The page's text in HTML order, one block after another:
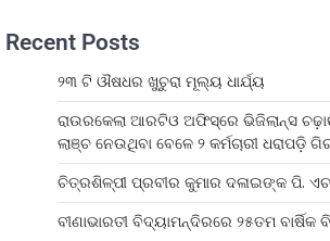
Recent Posts
୨୩ ଟି ଔଷଧର ଖୁଚୁରା ମୂଲ୍ୟ ଧାର୍ଯ୍ୟ
ରାଉରକେଲା ଆରଟିଓ ଅଫିସ୍‌ରେ ଭିଜିଲାନ୍ସ
ଲାଞ୍ଚ ନେଉଥିବା ବେଳେ ୨ କର୍ମଚାରୀ ଧରାପଡ଼ି
ଚିତ୍ରଶିଳ୍ପୀ ପ୍ରବୀର କୁମାର ଦଳାଇଙ୍କ ପି.
ବୀଣାଭାରତୀ ବିଦ୍ୟାମନ୍ଦିରରେ ୨୫ତମ ବାର୍ଷିକ